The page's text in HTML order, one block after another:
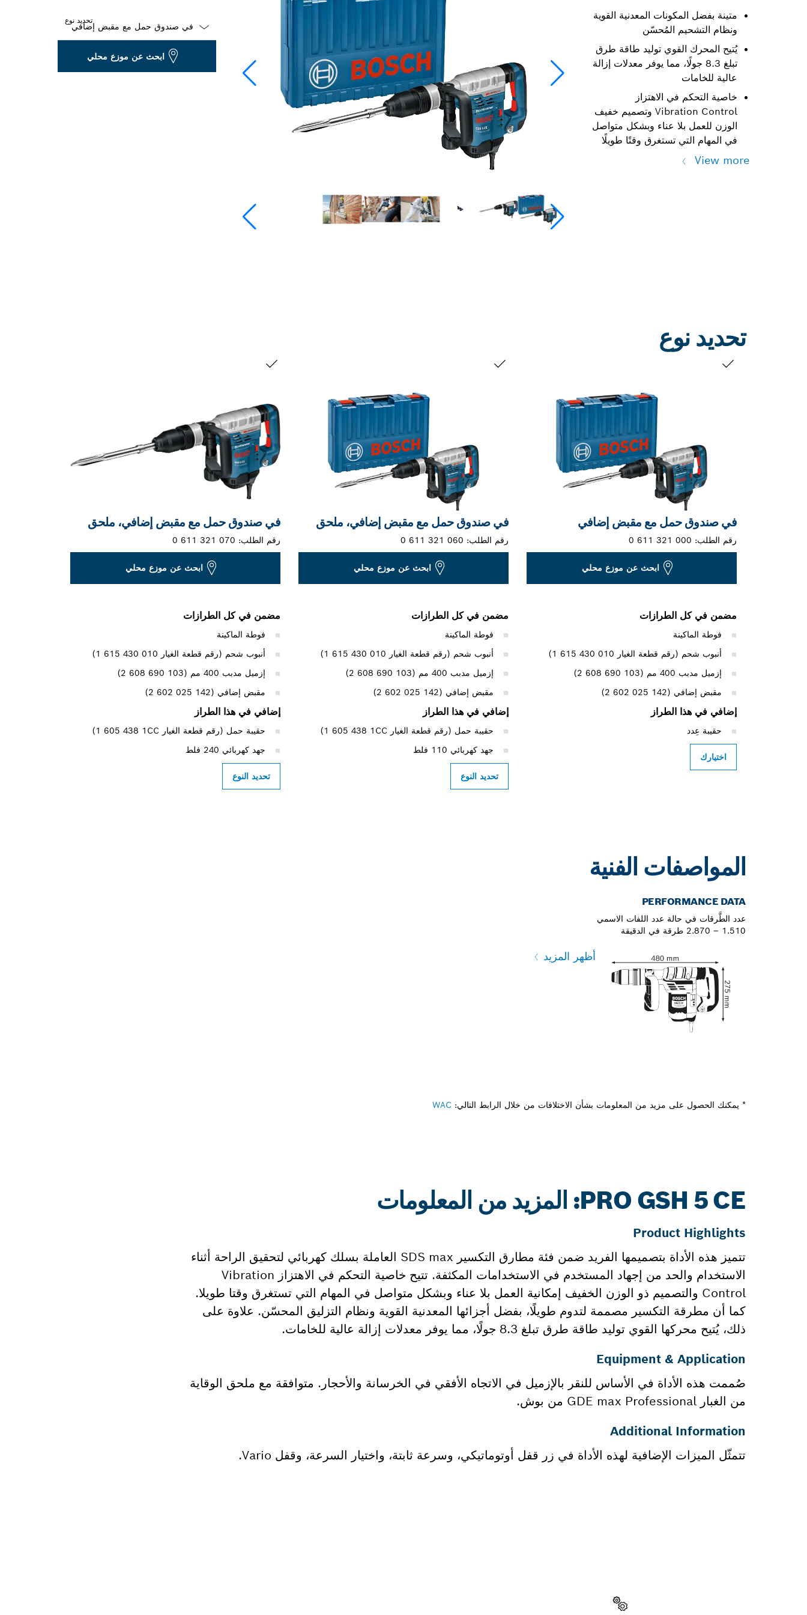
متينة بفضل المكونات المعدنية القوية
ونظام التشحيم المُحسّن
يُتيح المحرك القوي توليد طاقة طرق
تبلغ 8.3 جولًا، مما يوفر معدلات إزالة
عالية للخامات
خاصية التحكم في الاهتزاز
Vibration Control وتصميم خفيف
الوزن للعمل بلا عناء وبشكل متواصل
في المهام التي تستغرق وقتًا طويلًا
View more
تحديد نوع
Dropdown
ابحث عن موزع محلي
تحديد نوع
في صندوق حمل مع مقبض إضافي
رقم الطلب: 0 611 321 000
ابحث عن موزع محلي
مضمن في كل الطرازات
فوطة الماكينة
أنبوب شحم (رقم قطعة الغيار ‎1 615 430 010)
إزميل مدبب 400 مم (‎2 608 690 103)
مقبض إضافي (‎2 602 025 142)
إضافي في هذا الطراز
حقيبة عِدد
اختيارك
في صندوق حمل مع مقبض إضافي، ملحق
رقم الطلب: 0 611 321 060
ابحث عن موزع محلي
مضمن في كل الطرازات
فوطة الماكينة
أنبوب شحم (رقم قطعة الغيار ‎1 615 430 010)
إزميل مدبب 400 مم (‎2 608 690 103)
مقبض إضافي (‎2 602 025 142)
إضافي في هذا الطراز
حقيبة حمل (رقم قطعة الغيار ‎1 605 438 1CC)
جهد كهربائي 110 فلط
تحديد النوع
في صندوق حمل مع مقبض إضافي، ملحق
رقم الطلب: 0 611 321 070
ابحث عن موزع محلي
مضمن في كل الطرازات
فوطة الماكينة
أنبوب شحم (رقم قطعة الغيار ‎1 615 430 010)
إزميل مدبب 400 مم (‎2 608 690 103)
مقبض إضافي (‎2 602 025 142)
إضافي في هذا الطراز
حقيبة حمل (رقم قطعة الغيار ‎1 605 438 1CC)
جهد كهربائي 240 فلط
تحديد النوع
المواصفات الفنية
PERFORMANCE DATA
عدد الطَّرقات في حالة عدد اللفات الاسمي
1.510 – 2.870 طرقة في الدقيقة
أظهر المزيد
* يمكنك الحصول على مزيد من المعلومات بشأن الاختلافات من خلال الرابط التالي: WAC
PRO GSH 5 CE: المزيد من المعلومات
Product Highlights
تتميز هذه الأداة بتصميمها الفريد ضمن فئة مطارق التكسير SDS max العاملة بسلك كهربائي لتحقيق الراحة أثناء
الاستخدام والحد من إجهاد المستخدم في الاستخدامات المكثفة. تتيح خاصية التحكم في الاهتزاز Vibration
Control والتصميم ذو الوزن الخفيف إمكانية العمل بلا عناء وبشكل متواصل في المهام التي تستغرق وقتا طويلا.
كما أن مطرقة التكسير مصممة لتدوم طويلًا، بفضل أجزائها المعدنية القوية ونظام التزليق المحسّن. علاوة على
ذلك، يُتيح محركها القوي توليد طاقة طرق تبلغ 8.3 جولًا، مما يوفر معدلات إزالة عالية للخامات.
Equipment & Application
صُممت هذه الأداة في الأساس للنقر بالإزميل في الاتجاه الأفقي في الخرسانة والأحجار. متوافقة مع ملحق الوقاية
من الغبار GDE max Professional من بوش.
Additional Information
تتمثّل الميزات الإضافية لهذه الأداة في زر قفل أوتوماتيكي، وسرعة ثابتة، واختيار السرعة، وقفل Vario.